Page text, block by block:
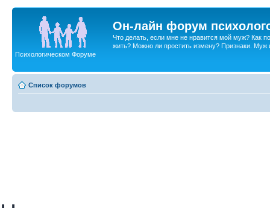
Он-лайн форум
Что делать, если мне не нравится мой муж? Как
жить? Можно ли простить измену? Признаки. Муж
Психологическом Форуме
Список форумов